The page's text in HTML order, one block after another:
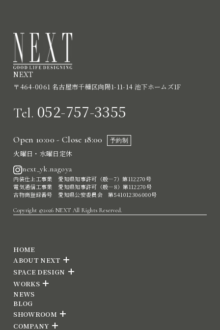
NEXT
〒464-0061 名古屋市千種区向陽1-11-14 池下ホームズ1F
Tel. 052-757-3355
Open 10:00 - Close 18:00 予約制
火曜日・水曜日定休
next_yk.nagoya
内装仕上工事業 愛知県知事許可（般―7）第112270号
電気通信工事業 愛知県知事許可（般―8）第112270号
古物商登録番号 愛知県公安委員会 第541012306000号
Copyright ©2026 NEXT All Rights Reserved.
HOME
ABOUT NEXT
SPACE DESIGN
WORKS
NEWS
BLOG
SHOWROOM
COMPANY